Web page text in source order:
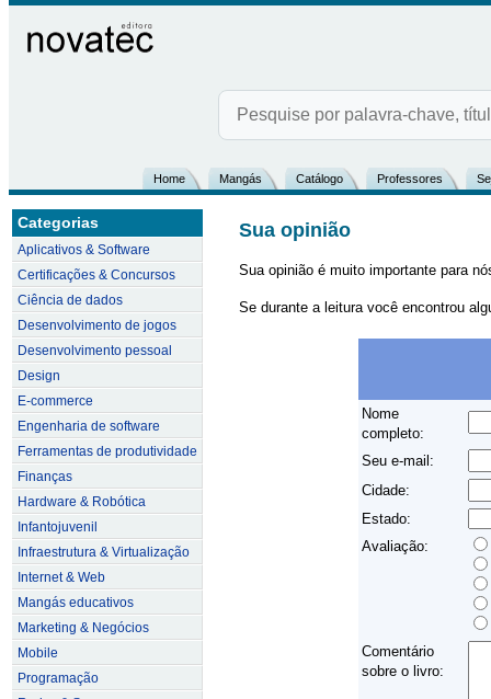
Home Mangás Catálogo Professores
Categorias
Aplicativos & Software
Certificações & Concursos
Ciência de dados
Desenvolvimento de jogos
Desenvolvimento pessoal
Design
E-commerce
Engenharia de software
Ferramentas de produtividade
Finanças
Hardware & Robótica
Infantojuvenil
Infraestrutura & Virtualização
Internet & Web
Mangás educativos
Marketing & Negócios
Mobile
Programação
Sua opinião
Sua opinião é muito importante para
Se durante a leitura você encontrou
Nome
completo:
Seu e-mail:
Cidade:
Estado:
Avaliação:
Comentário
sobre o livro: